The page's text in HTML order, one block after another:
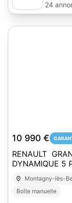
24
10 990 €
RENAULT
DYNAMIQUE 5
Montagny-lès-
Boîte manuelle